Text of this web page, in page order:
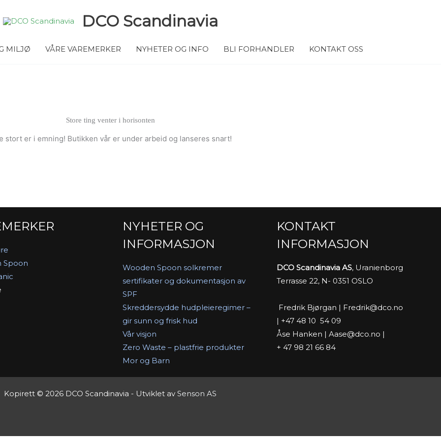
DCO Scandinavia
MILJØ VÅRE VAREMERKER NYHETER OG INFO BLI FORHANDLER KONTAKT OSS
Store ting venter i horisonten
stort er i emning! Butikken vår er under arbeid og lanseres snart!
Spoon
NYHETER OG
INFORMASJON
Wooden Spoon solkremer
sertifikater og dokumentasjon av
SPF
Skreddersydde hudpleieregimer –
gir sunn og frisk hud
Vår visjon
Zero Waste – plastfrie produkter
Mor og Barn
KONTAKT
INFORMASJON
DCO Scandinavia AS, Uranienborg
Terrasse 22, N- 0351 OSLO
Fredrik Bjørgan | Fredrik@dco.no
| +47 48 10 54 09
Åse Hanken | Aase@dco.no |
+ 47 98 21 66 84
Kopirett © 2026 DCO Scandinavia - Utviklet av Senson AS